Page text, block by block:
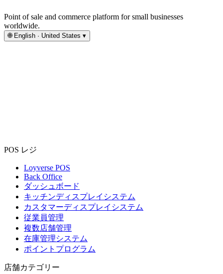
Point of sale and commerce platform for small businesses
worldwide.
🌐 English · United States ▾
POS レジ
Loyverse POS
Back Office
ダッシュボード
キッチンディスプレイシステム
カスタマーディスプレイシステム
従業員管理
複数店舗管理
在庫管理システム
ポイントプログラム
店舗カテゴリー